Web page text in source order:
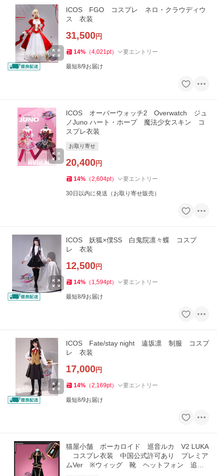
ICOS FGO コスプレ ネロ・クラウディウ
ス 衣装
31,500円
14% （4,021pt） 要エントリー
最短8/9お届け
ICOS オーバーウォッチ2 Overwatch ジュ
ノJuno ハート・ホープ 魔法少女スキン コ
スプレ衣装
お取り寄せ
20,400円
14% （2,604pt） 要エントリー
30日以内に発送（お取り寄せ販売）
ICOS 妖狐×僕SS 白鬼院凛々蝶 コスプ
レ 衣装
12,500円
14% （ 1,594pt） 要エントリー
最短8/9お届け
ICOS Fate/stay night 遠坂凛 制服 コスプ
レ 衣装
17,000円
14% （2,169pt） 要エントリー
最短8/9お届け
猫屋小舗 ボーカロイド 巡音ルカ V2 LUKA
コスプレ衣装 中国公式許可あり プレミア
ムVer ※ウィッグ 靴 ヘットフォン 追加